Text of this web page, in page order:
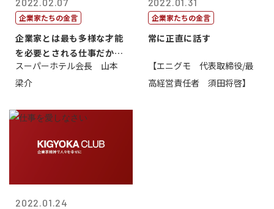
企業家たちの金言
企業家とは最も多様な才能
を必要とされる仕事だから
一番面白い
スーパーホテル会長 山本
梁介
企業家たちの金言
常に正直に話す
【エニグモ 代表取締役/最
高経営責任者 須田将啓】
2022.01.24